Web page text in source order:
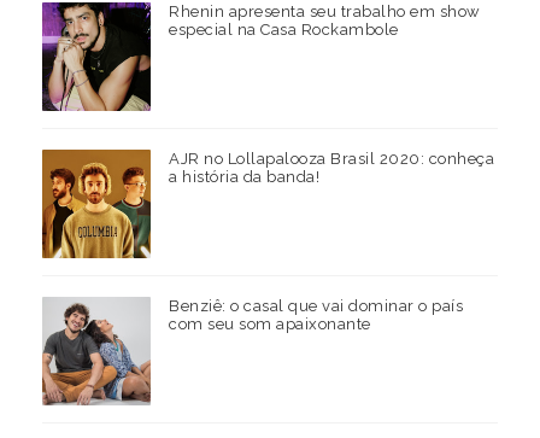
Rhenin apresenta seu trabalho em show
especial na Casa Rockambole
AJR no Lollapalooza Brasil 2020: conheça
a história da banda!
Benziê: o casal que vai dominar o país
com seu som apaixonante